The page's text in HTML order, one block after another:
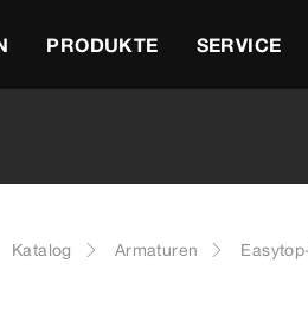
PRODUKTE SERVICE
Katalog Armaturen